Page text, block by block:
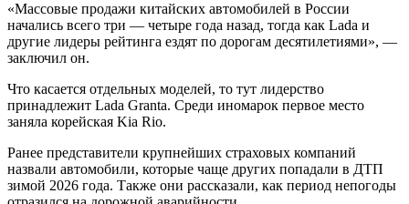
«Массовые продажи китайских автомобилей в России
начались всего три — четыре года назад, тогда как Lada и
другие лидеры рейтинга ездят по дорогам десятилетиями», —
заключил он.
Что касается отдельных моделей, то тут лидерство
принадлежит Lada Granta. Среди иномарок первое место
заняла корейская Kia Rio.
Ранее представители крупнейших страховых компаний
назвали автомобили, которые чаще других попадали в ДТП
зимой 2026 года. Также они рассказали, как период непогоды